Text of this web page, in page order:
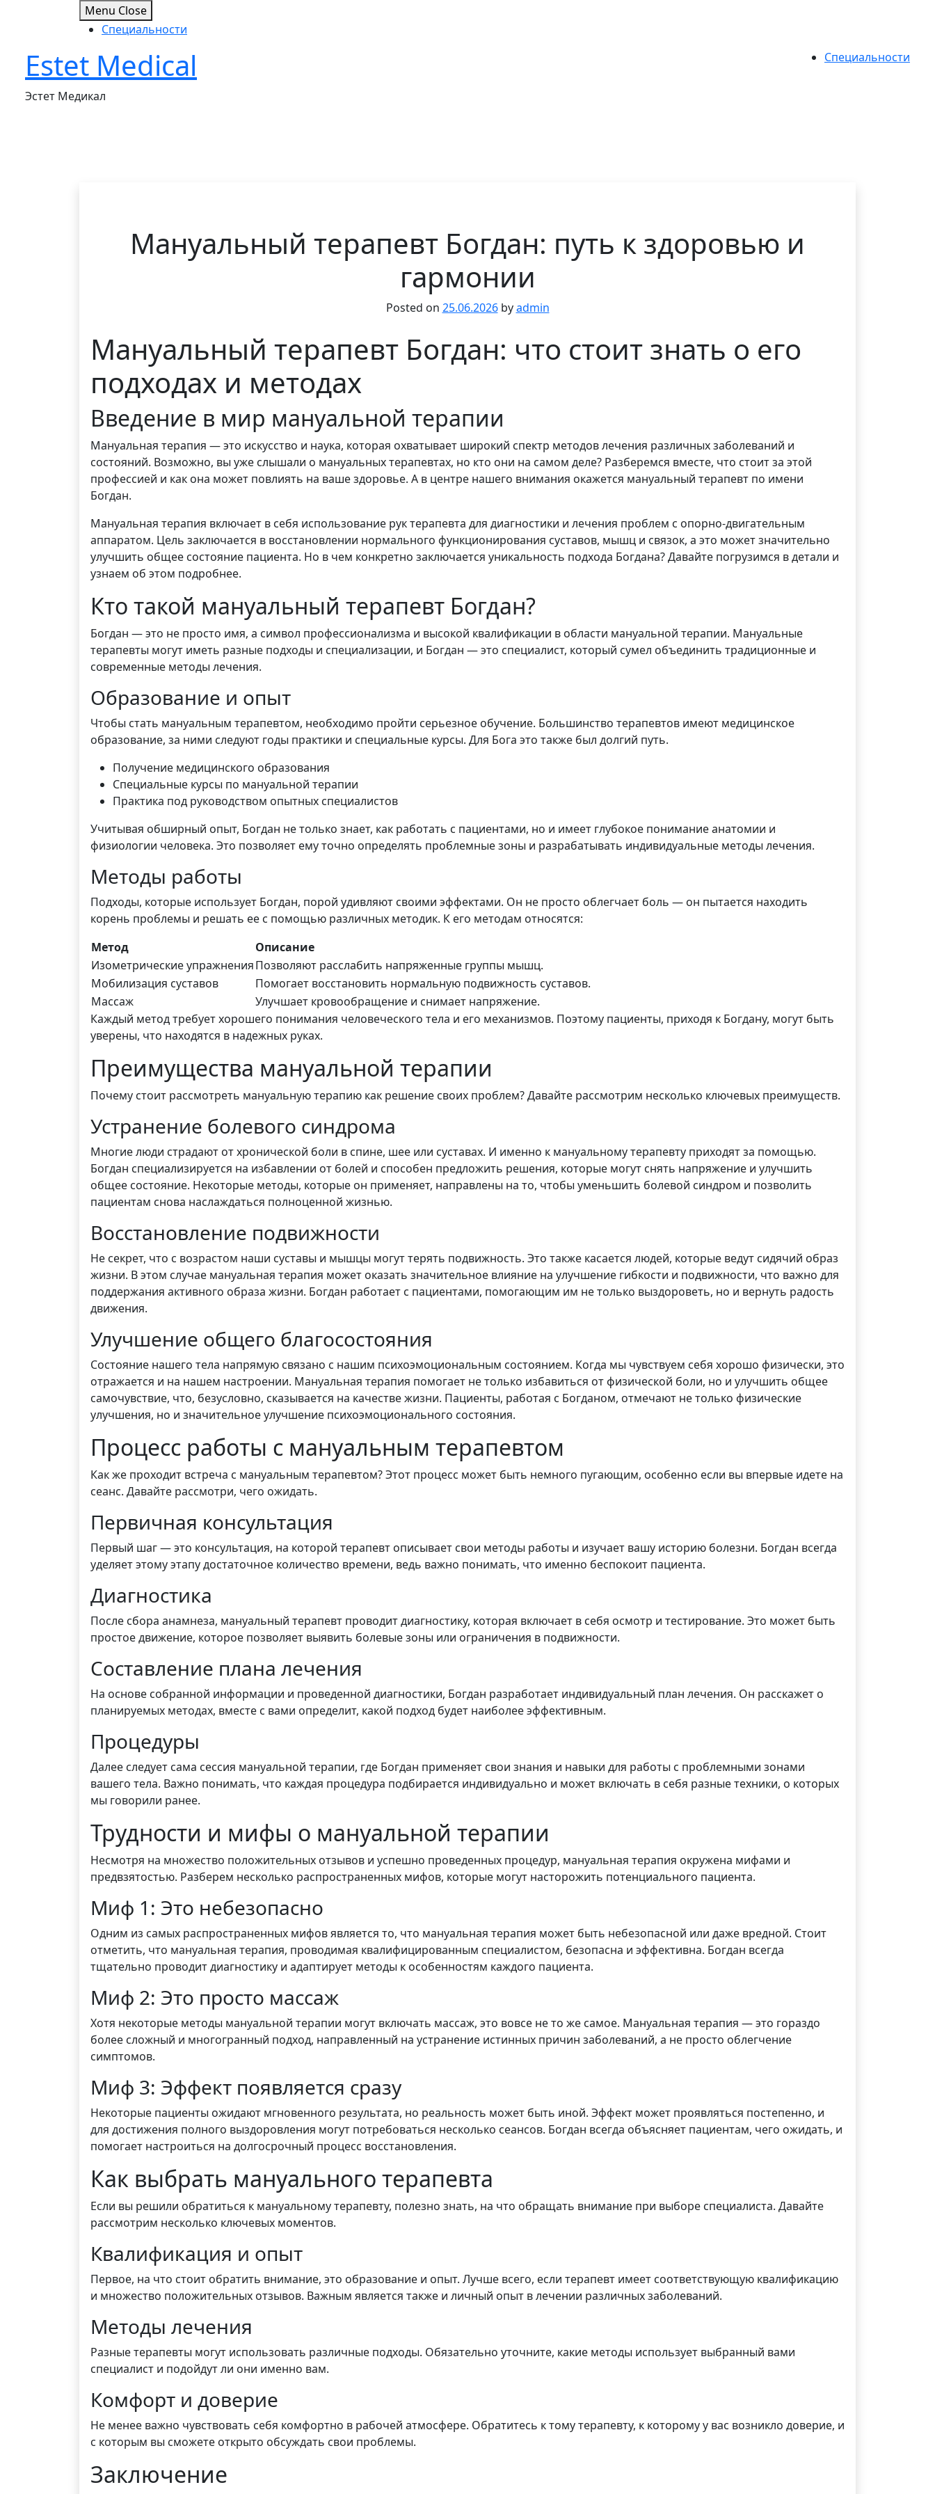
Menu Close
Специальности
content
Estet Medical
Эстет Медикал
Специальности
Мануальный терапевт Богдан: путь к здоровью и
гармонии
Posted on 25.06.2026byadmin
Мануальный терапевт Богдан: что стоит знать о его
подходах и методах
Введение в мир мануальной терапии
Мануальная терапия — это искусство и наука, которая охватывает широкий спектр методов лечения различных заболеваний и
состояний. Возможно, вы уже слышали о мануальных терапевтах, но кто они на самом деле? Разберемся вместе, что стоит за этой
профессией и как она может повлиять на ваше здоровье. А в центре нашего внимания окажется мануальный терапевт по имени
Богдан.
Мануальная терапия включает в себя использование рук терапевта для диагностики и лечения проблем с опорно-двигательным
аппаратом. Цель заключается в восстановлении нормального функционирования суставов, мышц и связок, а это может значительно
улучшить общее состояние пациента. Но в чем конкретно заключается уникальность подхода Богдана? Давайте погрузимся в детали и
узнаем об этом подробнее.
Кто такой мануальный терапевт Богдан?
Богдан — это не просто имя, а символ профессионализма и высокой квалификации в области мануальной терапии. Мануальные
терапевты могут иметь разные подходы и специализации, и Богдан — это специалист, который сумел объединить традиционные и
современные методы лечения.
Образование и опыт
Чтобы стать мануальным терапевтом, необходимо пройти серьезное обучение. Большинство терапевтов имеют медицинское
образование, за ними следуют годы практики и специальные курсы. Для Бога это также был долгий путь.
Получение медицинского образования
Специальные курсы по мануальной терапии
Практика под руководством опытных специалистов
Учитывая обширный опыт, Богдан не только знает, как работать с пациентами, но и имеет глубокое понимание анатомии и
физиологии человека. Это позволяет ему точно определять проблемные зоны и разрабатывать индивидуальные методы лечения.
Методы работы
Подходы, которые использует Богдан, порой удивляют своими эффектами. Он не просто облегчает боль — он пытается находить
корень проблемы и решать ее с помощью различных методик. К его методам относятся:
Метод
Описание
Изометрические упражненияПозволяют расслабить напряженные группы мышц.
Мобилизация суставов
Помогает восстановить нормальную подвижность суставов.
Массаж
Улучшает кровообращение и снимает напряжение.
Каждый метод требует хорошего понимания человеческого тела и его механизмов. Поэтому пациенты, приходя к Богдану, могут быть
уверены, что находятся в надежных руках.
Преимущества мануальной терапии
Почему стоит рассмотреть мануальную терапию как решение своих проблем? Давайте рассмотрим несколько ключевых преимуществ.
Устранение болевого синдрома
Многие люди страдают от хронической боли в спине, шее или суставах. И именно к мануальному терапевту приходят за помощью.
Богдан специализируется на избавлении от болей и способен предложить решения, которые могут снять напряжение и улучшить
общее состояние. Некоторые методы, которые он применяет, направлены на то, чтобы уменьшить болевой синдром и позволить
пациентам снова наслаждаться полноценной жизнью.
Восстановление подвижности
Не секрет, что с возрастом наши суставы и мышцы могут терять подвижность. Это также касается людей, которые ведут сидячий образ
жизни. В этом случае мануальная терапия может оказать значительное влияние на улучшение гибкости и подвижности, что важно для
поддержания активного образа жизни. Богдан работает с пациентами, помогающим им не только выздороветь, но и вернуть радость
движения.
Улучшение общего благосостояния
Состояние нашего тела напрямую связано с нашим психоэмоциональным состоянием. Когда мы чувствуем себя хорошо физически, это
отражается и на нашем настроении. Мануальная терапия помогает не только избавиться от физической боли, но и улучшить общее
самочувствие, что, безусловно, сказывается на качестве жизни. Пациенты, работая с Богданом, отмечают не только физические
улучшения, но и значительное улучшение психоэмоционального состояния.
Процесс работы с мануальным терапевтом
Как же проходит встреча с мануальным терапевтом? Этот процесс может быть немного пугающим, особенно если вы впервые идете на
сеанс. Давайте рассмотри, чего ожидать.
Первичная консультация
Первый шаг — это консультация, на которой терапевт описывает свои методы работы и изучает вашу историю болезни. Богдан всегда
уделяет этому этапу достаточное количество времени, ведь важно понимать, что именно беспокоит пациента.
Диагностика
После сбора анамнеза, мануальный терапевт проводит диагностику, которая включает в себя осмотр и тестирование. Это может быть
простое движение, которое позволяет выявить болевые зоны или ограничения в подвижности.
Составление плана лечения
На основе собранной информации и проведенной диагностики, Богдан разработает индивидуальный план лечения. Он расскажет о
планируемых методах, вместе с вами определит, какой подход будет наиболее эффективным.
Процедуры
Далее следует сама сессия мануальной терапии, где Богдан применяет свои знания и навыки для работы с проблемными зонами
вашего тела. Важно понимать, что каждая процедура подбирается индивидуально и может включать в себя разные техники, о которых
мы говорили ранее.
Трудности и мифы о мануальной терапии
Несмотря на множество положительных отзывов и успешно проведенных процедур, мануальная терапия окружена мифами и
предвзятостью. Разберем несколько распространенных мифов, которые могут насторожить потенциального пациента.
Миф 1: Это небезопасно
Одним из самых распространенных мифов является то, что мануальная терапия может быть небезопасной или даже вредной. Стоит
отметить, что мануальная терапия, проводимая квалифицированным специалистом, безопасна и эффективна. Богдан всегда
тщательно проводит диагностику и адаптирует методы к особенностям каждого пациента.
Миф 2: Это просто массаж
Хотя некоторые методы мануальной терапии могут включать массаж, это вовсе не то же самое. Мануальная терапия — это гораздо
более сложный и многогранный подход, направленный на устранение истинных причин заболеваний, а не просто облегчение
симптомов.
Миф 3: Эффект появляется сразу
Некоторые пациенты ожидают мгновенного результата, но реальность может быть иной. Эффект может проявляться постепенно, и
для достижения полного выздоровления могут потребоваться несколько сеансов. Богдан всегда объясняет пациентам, чего ожидать, и
помогает настроиться на долгосрочный процесс восстановления.
Как выбрать мануального терапевта
Если вы решили обратиться к мануальному терапевту, полезно знать, на что обращать внимание при выборе специалиста. Давайте
рассмотрим несколько ключевых моментов.
Квалификация и опыт
Первое, на что стоит обратить внимание, это образование и опыт. Лучше всего, если терапевт имеет соответствующую квалификацию
и множество положительных отзывов. Важным является также и личный опыт в лечении различных заболеваний.
Методы лечения
Разные терапевты могут использовать различные подходы. Обязательно уточните, какие методы использует выбранный вами
специалист и подойдут ли они именно вам.
Комфорт и доверие
Не менее важно чувствовать себя комфортно в рабочей атмосфере. Обратитесь к тому терапевту, к которому у вас возникло доверие, и
с которым вы сможете открыто обсуждать свои проблемы.
Заключение